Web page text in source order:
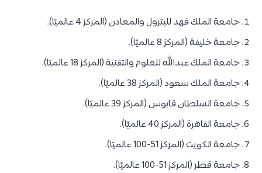
جامعة الملك فهد للبترول والمعادن (المركز 4 عالميًا).
جامعة خليفة (المركز 8 عالميًا).
جامعة الملك عبدالله للعلوم والتقنية (المركز 18 عالميًا).
جامعة الملك سعود (المركز 38 عالميًا).
جامعة السلطان قابوس (المركز 39 عالميًا).
جامعة القاهرة (المركز 40 عالميًا).
جامعة الكويت (المركز 51-100 عالميًا).
جامعة قطر (المركز 51-100 عالميًا).